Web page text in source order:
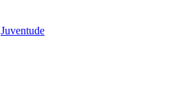
Juventude